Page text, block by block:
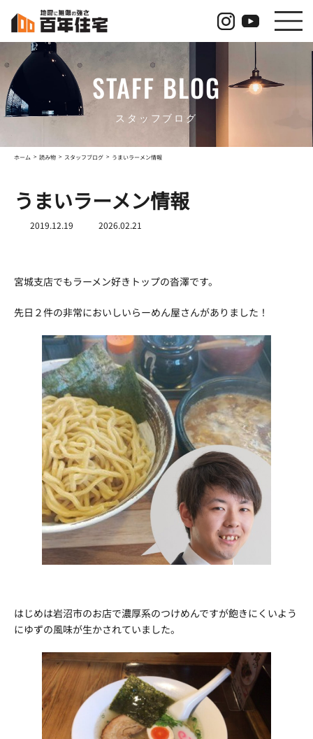
ツ
ス
キ
ッ
シ
ン
に
移
STAFF BLOG
スタッフブログ
ホーム 読み物 スタッフブログ うまいラーメン情報
うまいラーメン情報
2019.12.19
最
日
時
2026.02.21
宮城支店でもラーメン好きトップの沓澤です。
先日２件の非常においしいらーめん屋さんがありました！
はじめは岩沼市のお店で濃厚系のつけめんですが飽きにくいよう
にゆずの風味が生かされていました。